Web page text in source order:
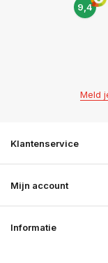
9,4
Meld
Klantenservice
Mijn account
Informatie